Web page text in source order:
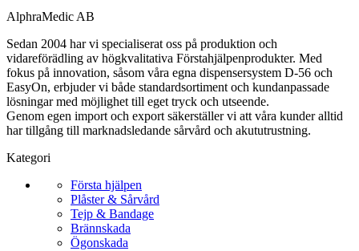
AlphraMedic AB
Sedan 2004 har vi specialiserat oss på produktion och
vidareförädling av högkvalitativa Förstahjälpenprodukter. Med
fokus på innovation, såsom våra egna dispensersystem D-56 och
EasyOn, erbjuder vi både standardsortiment och kundanpassade
lösningar med möjlighet till eget tryck och utseende.
Genom egen import och export säkerställer vi att våra kunder alltid
har tillgång till marknadsledande sårvård och akututrustning.
Kategori
Första hjälpen
Plåster & Sårvård
Tejp & Bandage
Brännskada
Ögonskada